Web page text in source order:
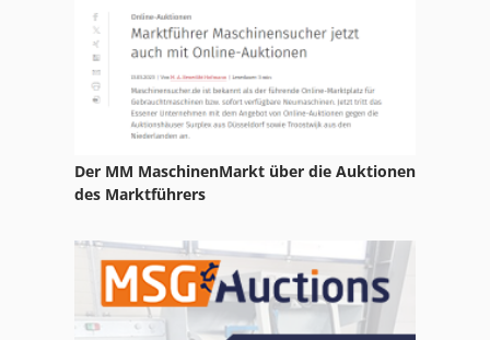
Ga 11 Ff
Gkt 60
Holke F 10 V
Hpp 11
Der MM MaschinenMarkt über die Auktionen
des Marktführers